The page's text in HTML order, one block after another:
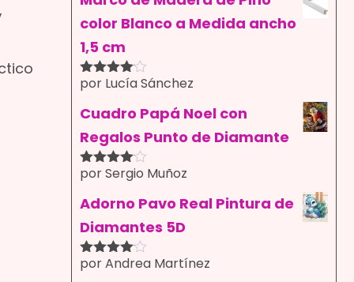
color Blanco a Medida ancho
1,5 cm
Valorado
5
por Lucía Sánchez
Cuadro Papá Noel con
Regalos Punto de Diamante
Valorado
5
por Sergio Muñoz
Adorno Pavo Real Pintura de
Diamantes 5D
Valorado
por Andrea Martínez